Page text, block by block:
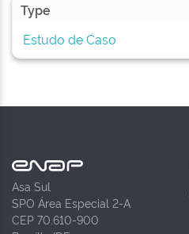
Type
Estudo de Caso
Asa Sul
SPO Área Especial 2-A
CEP 70.610-900